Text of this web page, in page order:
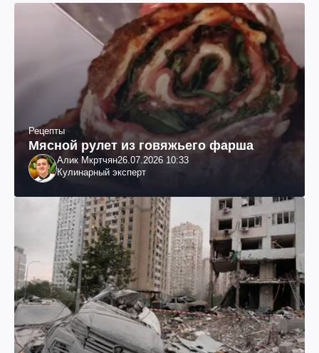
Рецепты
Мясной рулет из говяжьего фарша
Алик Мкртчян26.07.2026 10:33
Кулинарный эксперт